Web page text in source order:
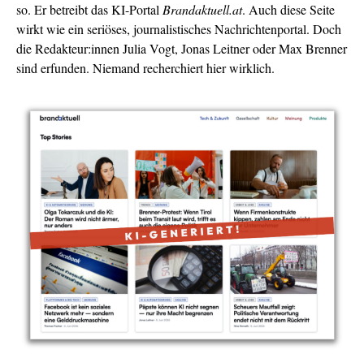
so. Er betreibt das KI-PortalBrandaktuell.at. Auch diese Seite
wirkt wie ein seriöses, journalistisches Nachrichtenportal. Doch
die Redakteur:innen Julia Vogt, Jonas Leitner oder Max Brenner
sind erfunden. Niemand recherchiert hier wirklich.